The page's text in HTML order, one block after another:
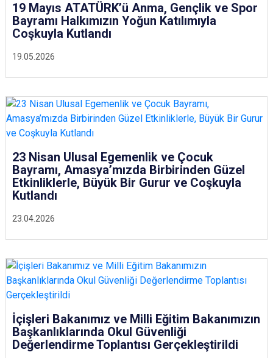
19.05.2026
19 Mayıs ATATÜRK’ü Anma, Gençlik ve Spor
Bayramı Halkımızın Yoğun Katılımıyla
Coşkuyla Kutlandı
23.04.2026
23 Nisan Ulusal Egemenlik ve Çocuk
Bayramı, Amasya’mızda Birbirinden Güzel
Etkinliklerle, Büyük Bir Gurur ve Coşkuyla
Kutlandı
İçişleri Bakanımız ve Milli Eğitim Bakanımızın
Başkanlıklarında Okul Güvenliği
Değerlendirme Toplantısı Gerçekleştirildi